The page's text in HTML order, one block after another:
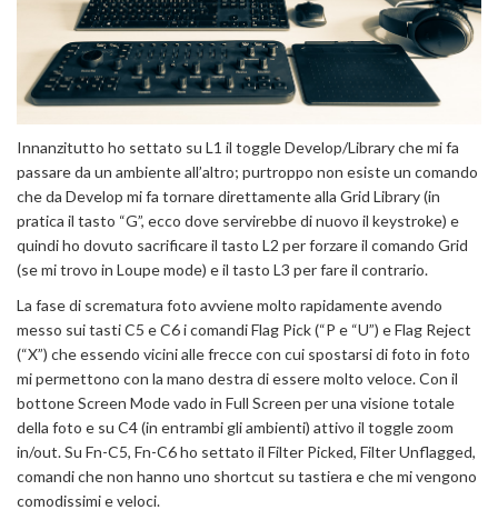
Innanzitutto ho settato su L1 il toggle Develop/Library che mi fa
passare da un ambiente all’altro; purtroppo non esiste un comando
che da Develop mi fa tornare direttamente alla Grid Library (in
pratica il tasto “G”, ecco dove servirebbe di nuovo il keystroke) e
quindi ho dovuto sacrificare il tasto L2 per forzare il comando Grid
(se mi trovo in Loupe mode) e il tasto L3 per fare il contrario.
La fase di scrematura foto avviene molto rapidamente avendo
messo sui tasti C5 e C6 i comandi Flag Pick (“P e “U”) e Flag Reject
(“X”) che essendo vicini alle frecce con cui spostarsi di foto in foto
mi permettono con la mano destra di essere molto veloce. Con il
bottone Screen Mode vado in Full Screen per una visione totale
della foto e su C4 (in entrambi gli ambienti) attivo il toggle zoom
in/out. Su Fn-C5, Fn-C6 ho settato il Filter Picked, Filter Unflagged,
comandi che non hanno uno shortcut su tastiera e che mi vengono
comodissimi e veloci.